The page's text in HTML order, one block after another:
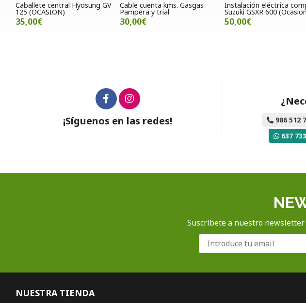
Caballete central Hyosung GV
125 (OCASION)
35,00€
Cable cuenta kms. Gasgas
Pampera y trial
30,00€
Instalación eléctrica
Suzuki GSXR 600
50,00€
¡Síguenos en las redes! 986 512
637
Suscríbete a nuestro
NUESTRA TIENDA